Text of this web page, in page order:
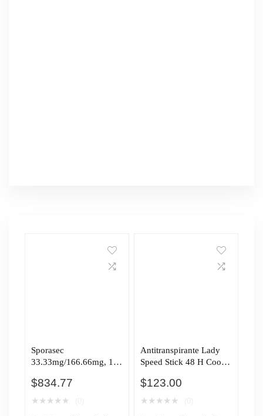
Sporasec
33.33mg/166.66mg, 12
$834.77
★ ★ ★ ★ ★
Antitranspirante Lady
Speed Stick 48 H Cool
ml.
$123.00
★ ★ ★ ★ ★